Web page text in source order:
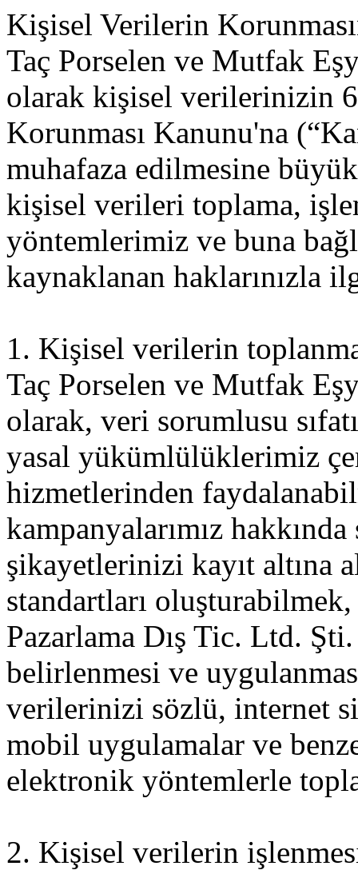
Kişisel Verilerin
Taç Porselen ve Mutfak
olarak kişisel verilerinizin
Korunması Kanunu'na
muhafaza edilmesine
kişisel verileri toplama,
yöntemlerimiz ve buna
kaynaklanan haklarınızla
1. Kişisel verilerin
Taç Porselen ve Mutfak
olarak, veri sorumlusu
yasal yükümlülüklerimiz
hizmetlerinden
kampanyalarımız
şikayetlerinizi kayıt altına
standartları
Pazarlama Dış Tic. Ltd.
belirlenmesi ve
verilerinizi sözlü, internet
mobil uygulamalar ve
elektronik yöntemlerle
2. Kişisel verilerin